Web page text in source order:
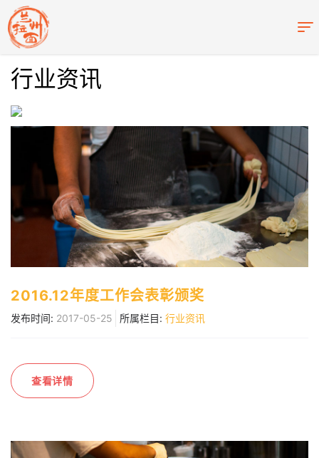
行业资讯
2016.12年度工作会表彰颁奖
发布时间: 2017-05-25 所属栏目: 行业资讯
查看详情